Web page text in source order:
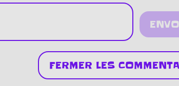
FERMER LES